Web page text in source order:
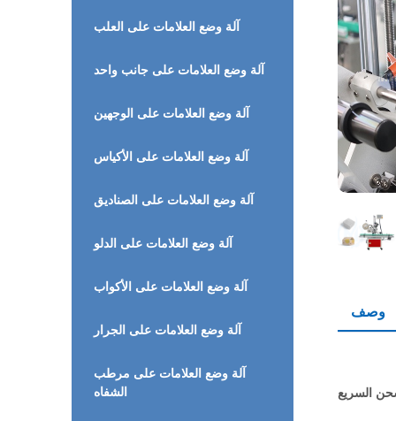
آلة وضع العلامات على العلب
آلة وضع العلامات على جانب واحد
آلة وضع العلامات على الوجهين
آلة وضع العلامات على الأكياس
آلة وضع العلامات على الصناديق
آلة وضع العلامات على الدلو
آلة وضع العلامات على الأكواب
آلة وضع العلامات على الجرار
آلة وضع العلامات على مرطب
الشفاه
وصف
السريع